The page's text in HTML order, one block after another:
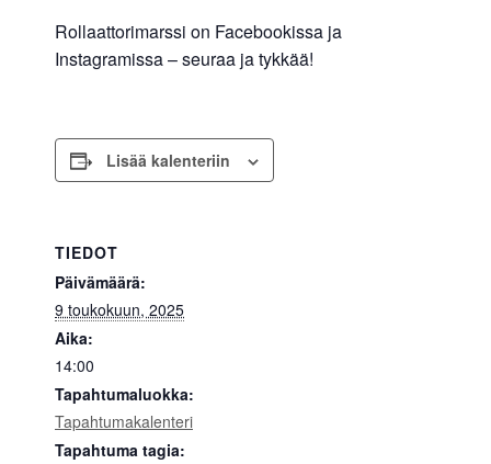
Rollaattorimarssi on Facebookissa ja
Instagramissa – seuraa ja tykkää!
Lisää kalenteriin
TIEDOT
Päivämäärä:
9 toukokuun, 2025
Aika:
14:00
Tapahtumaluokka:
Tapahtumakalenteri
Tapahtuma tagia: